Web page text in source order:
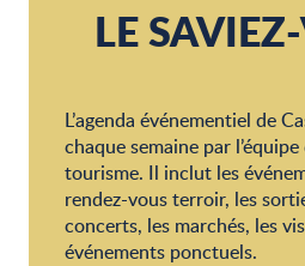
Exposition permanente « La
Quai des Artistes
Exposition « Marcel Pagnol » à
Visite guidée : Découverte de
Visite guidée de la Fondation
Marché Provençal de Cassis
LE
L’agenda événementiel de
chaque semaine par
tourisme. Il inclut les
rendez-vous terroir, les
concerts, les marchés, les
événements ponctuels.